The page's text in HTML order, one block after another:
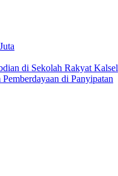
di Sekolah Rakyat Kalsel
di Panyipatan